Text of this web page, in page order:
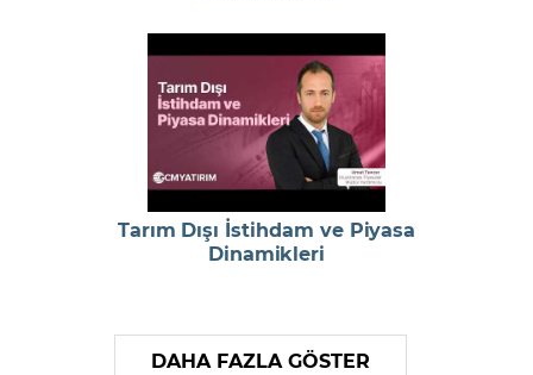
Tarım Dışı İstihdam ve Piyasa
Dinamikleri
DAHA FAZLA GÖSTER